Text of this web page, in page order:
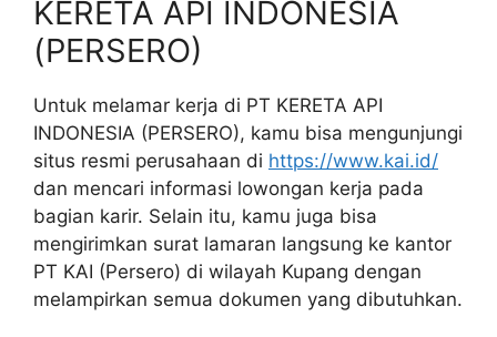
KERETA API INDONESIA
(PERSERO)
Untuk melamar kerja di PT KERETA API
INDONESIA (PERSERO), kamu bisa mengunjungi
situs resmi perusahaan di https://www.kai.id/
dan mencari informasi lowongan kerja pada
bagian karir. Selain itu, kamu juga bisa
mengirimkan surat lamaran langsung ke kantor
PT KAI (Persero) di wilayah Kupang dengan
melampirkan semua dokumen yang dibutuhkan.